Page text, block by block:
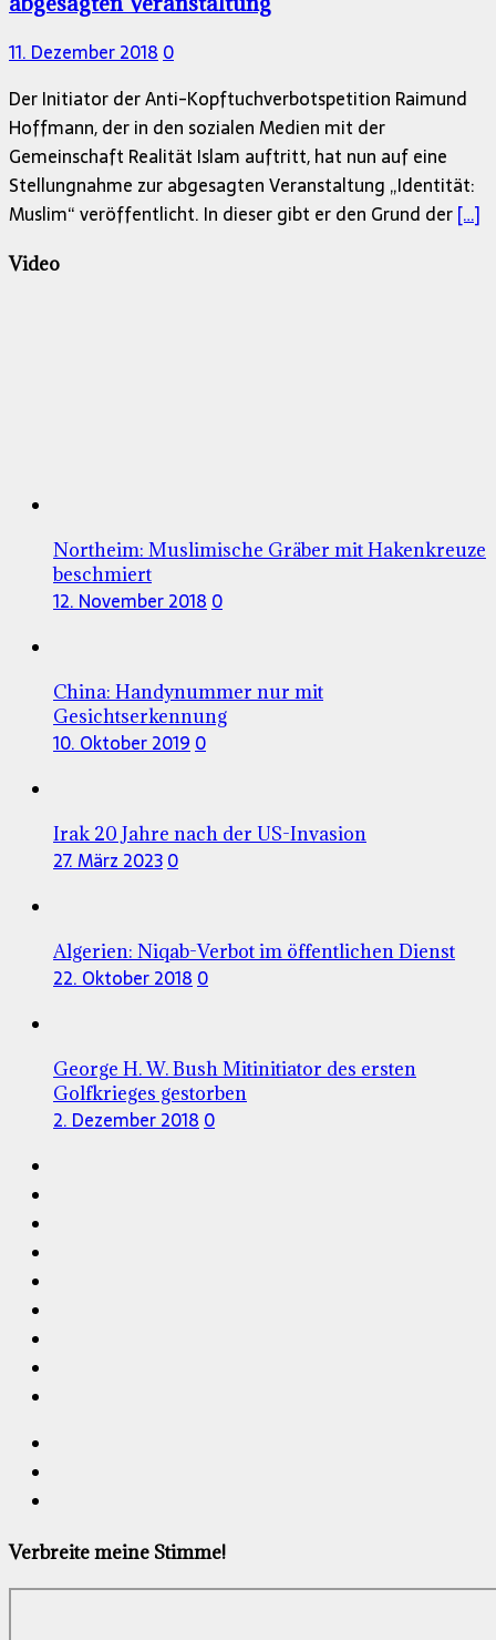
11. Dezember 2018 0
Der Initiator der Anti-Kopftuchverbotspetition Raimund
Hoffmann, der in den sozialen Medien mit der
Gemeinschaft Realität Islam auftritt, hat nun auf eine
Stellungnahme zur abgesagten Veranstaltung „Identität:
Muslim“ veröffentlicht. In dieser gibt er den Grund der[…]
Video
Northeim: Muslimische Gräber mit Hakenkreuze
beschmiert
12. November 20180
China: Handynummer nur mit
Gesichtserkennung
10. Oktober 20190
Irak 20 Jahre nach der US-Invasion
27. März 20230
Algerien: Niqab-Verbot im öffentlichen Dienst
22. Oktober 20180
George H. W. Bush Mitinitiator des ersten
Golfkrieges gestorben
2. Dezember 20180
Verbreite meine Stimme!